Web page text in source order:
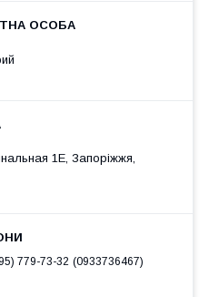
1Е, Запоріжжя,
779-73-32 0933736467